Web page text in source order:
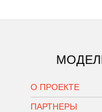
О ПРОЕКТЕ
ПАРТНЕРЫ